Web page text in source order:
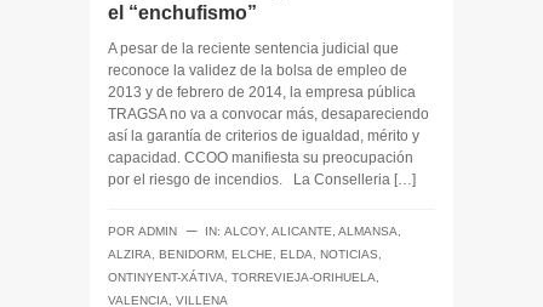
el “enchufismo”
A pesar de la reciente sentencia judicial que
reconoce la validez de la bolsa de empleo de
2013 y de febrero de 2014, la empresa pública
TRAGSA no va a convocar más, desapareciendo
así la garantía de criterios de igualdad, mérito y
capacidad. CCOO manifiesta su preocupación
por el riesgo de incendios. La Conselleria […]
POR ADMIN ─ IN: ALCOY, ALICANTE, ALMANSA,
ALZIRA, BENIDORM, ELCHE, ELDA, NOTICIAS,
ONTINYENT-XÁTIVA, TORREVIEJA-ORIHUELA,
VALENCIA, VILLENA